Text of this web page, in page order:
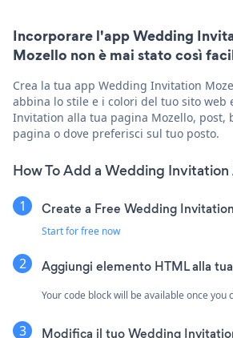
Incorporare l'app Wedding
Mozello non è mai stato così
Crea la tua app Wedding Invitation
abbina lo stile e i colori del tuo sito web
Invitation alla tua pagina Mozello, post,
pagina o dove preferisci sul tuo posto.
How To Add a Wedding
Create a Free Wedding
Start for free now
Aggiungi elemento HTML alla
Your code block will be available once you
Modifica il tuo Wedding